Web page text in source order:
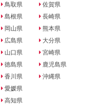
鳥取県
島根県
岡山県
広島県
山口県
徳島県
香川県
愛媛県
高知県
佐賀県
長崎県
熊本県
大分県
宮崎県
鹿児島県
沖縄県